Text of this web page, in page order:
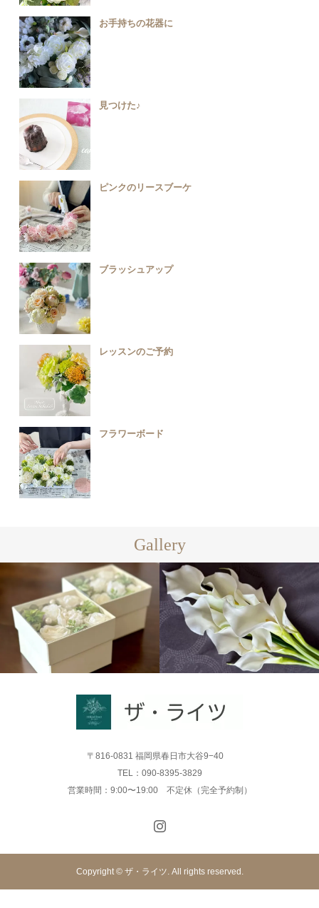
お手持ちの花器に
見つけた♪
ピンクのリースブーケ
ブラッシュアップ
レッスンのご予約
フラワーボード
Gallery
〒816-0831 福岡県春日市大谷9−40
TEL：090-8395-3829
営業時間：9:00〜19:00 不定休（完全予約制）
Copyright © ザ・ライツ. All rights reserved.